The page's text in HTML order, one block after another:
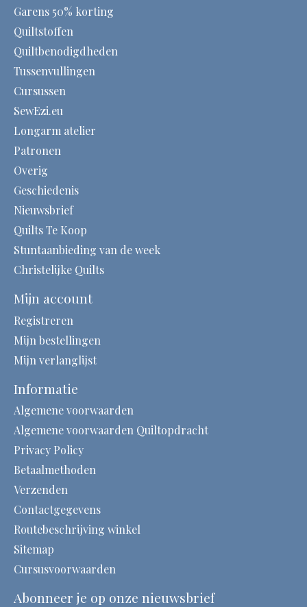
Garens 50% korting
Quiltstoffen
Quiltbenodigdheden
Tussenvullingen
Cursussen
SewEzi.eu
Longarm atelier
Patronen
Overig
Geschiedenis
Nieuwsbrief
Quilts Te Koop
Stuntaanbieding van de week
Christelijke Quilts
Mijn account
Registreren
Mijn bestellingen
Mijn verlanglijst
Informatie
Algemene voorwaarden
Algemene voorwaarden Quiltopdracht
Privacy Policy
Betaalmethoden
Verzenden
Contactgegevens
Routebeschrijving winkel
Sitemap
Cursusvoorwaarden
Abonneer je op onze nieuwsbrief